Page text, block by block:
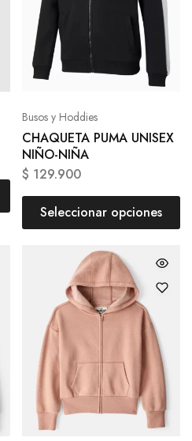
Busos y Hoddies
CHAQUETA PUMA UNISEX
NIÑO-NIÑA
$ 129.900
Seleccionar opciones